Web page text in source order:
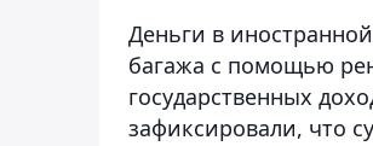
Деньги в
багажа с помощью
государственных
зафиксировали, что